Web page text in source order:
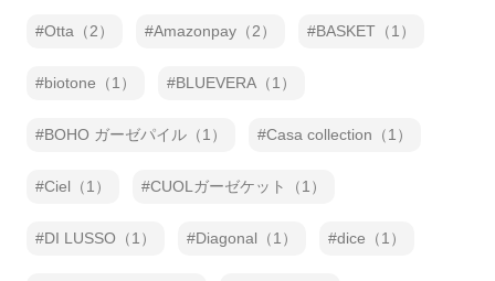
Otta（2） Amazonpay（2） BASKET（1）
biotone（1） BLUEVERA（1）
BOHO ガーゼパイル（1） Casa collection（1）
Ciel（1） CUOLガーゼケット（1）
DI LUSSO（1） Diagonal（1） dice（1）